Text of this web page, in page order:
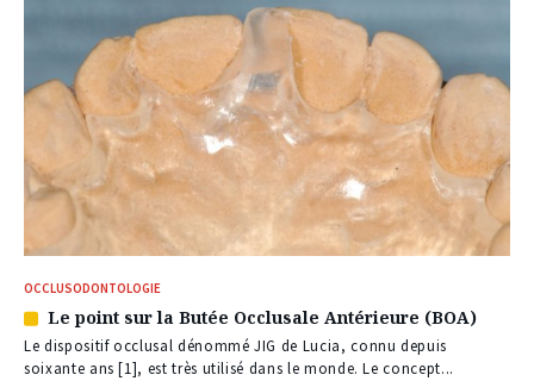
OCCLUSODONTOLOGIE
Article
réservé
à
Le point sur la Butée Occlusale Antérieure (BOA)
Le dispositif occlusal dénommé JIG de Lucia, connu depuis
soixante ans [1], est très utilisé dans le monde. Le concept...